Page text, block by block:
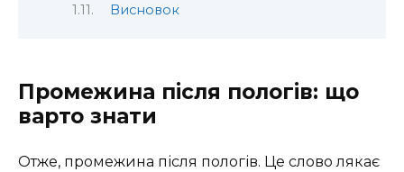
Висновок
Промежина після пологів: що
варто знати
Отже, промежина після пологів. Це слово лякає